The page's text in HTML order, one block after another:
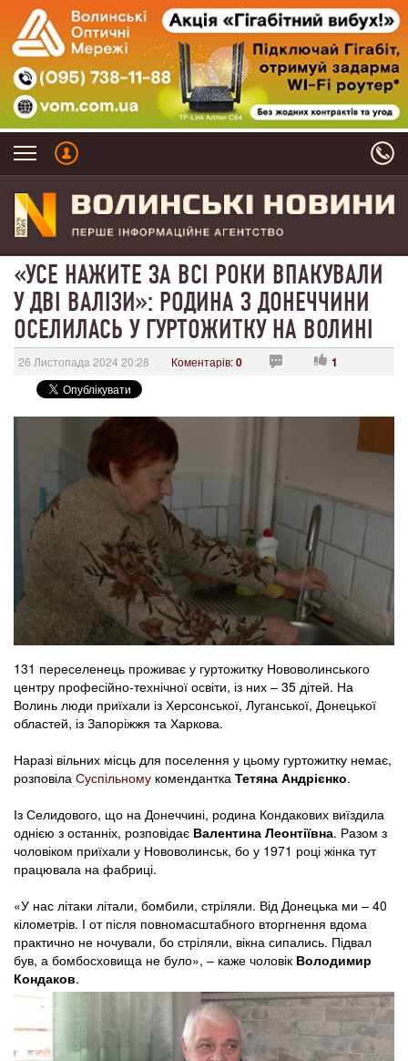
«УСЕ НАЖИТЕ ЗА ВСІ РОКИ ВПАКУВАЛИ
У ДВІ ВАЛІЗИ»: РОДИНА З ДОНЕЧЧИНИ
ОСЕЛИЛАСЬ У ГУРТОЖИТКУ НА ВОЛИНІ
26 Листопада 2024 20:28 Коментарів:0 1
131 переселенець проживає у гуртожитку Нововолинського
центру професійно-технічної освіти, із них – 35 дітей. На
Волинь люди приїхали із Херсонської, Луганської, Донецької
областей, із Запоріжжя та Харкова.
Наразі вільних місць для поселення у цьому гуртожитку немає,
розповіла Суспільному комендантка Тетяна Андрієнко.
Із Селидового, що на Донеччині, родина Кондакових виїздила
однією з останніх, розповідає Валентина Леонтіївна. Разом з
чоловіком приїхали у Нововолинськ, бо у 1971 році жінка тут
працювала на фабриці.
«У нас літаки літали, бомбили, стріляли. Від Донецька ми – 40
кілометрів. І от після повномасштабного вторгнення вдома
практично не ночували, бо стріляли, вікна сипались. Підвал
був, а бомбосховища не було», – каже чоловік Володимир
Кондаков.